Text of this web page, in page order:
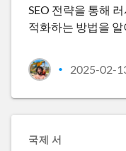
SEO 전략을 통해
적화하는 방법을
• 2025-02-
국제 서